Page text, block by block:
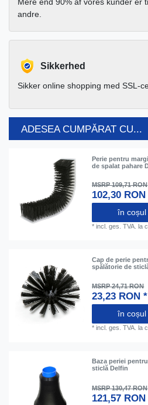
Mere end 90% af vores kunder er
andre.
Sikkerhed
Sikker online shopping med SSL-
ADESEA CUMPĂRAT CU...
Perie pentru
de spalat pahare
MSRP 109,71 RON
102,30
în
*incl. ges. TVA. la
Cap de perie
spălătorie de
MSRP 24,71 RON
23,23 RON *
în
*incl. ges. TVA. la
Baza periei
sticlă Delfin
MSRP 130,47 RON
121,57